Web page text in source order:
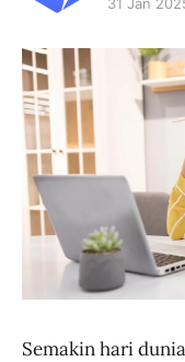
31 Jan
Semakin hari